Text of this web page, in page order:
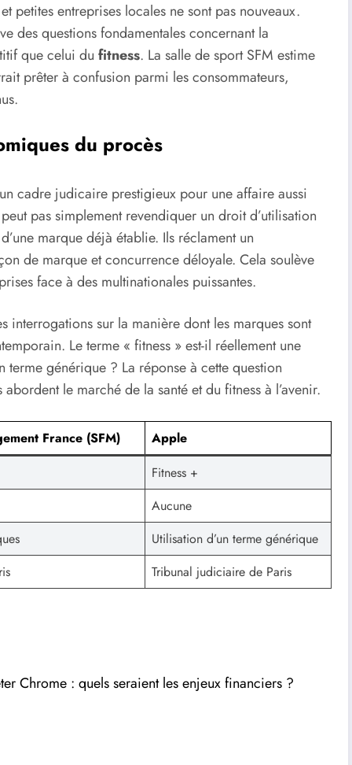
petites entreprises locales ne sont pas nouveaux.
des questions fondamentales concernant la
que celui du fitness. La salle de sport SFM estime
prêter à confusion parmi les consommateurs,
du procès
cadre judicaire prestigieux pour une affaire aussi
pas simplement revendiquer un droit d’utilisation
marque déjà établie. Ils réclament un
de marque et concurrence déloyale. Cela soulève
face à des multinationales puissantes.
interrogations sur la manière dont les marques sont
Le terme « fitness » est-il réellement une
générique ? La réponse à cette question
le marché de la santé et du fitness à l’avenir.
France (SFM)
Apple
Fitness +
Aucune
Utilisation d’un terme générique
Tribunal judiciaire de Paris
Chrome : quels seraient les enjeux financiers ?